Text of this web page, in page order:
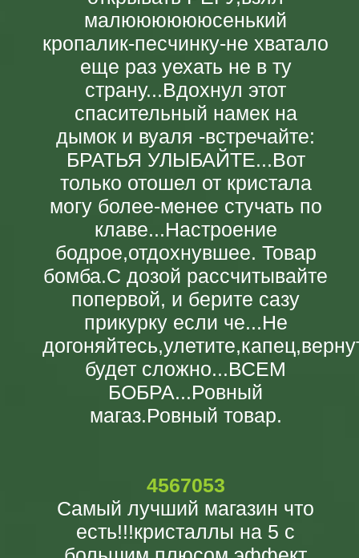
малююююююсенький
кропалик-песчинку-не хватало
еще раз уехать не в ту
страну...Вдохнул этот
спасительный намек на
дымок и вуаля -встречайте:
БРАТЬЯ УЛЫБАЙТЕ...Вот
только отошел от кристала
могу более-менее стучать по
клаве...Настроение
бодрое,отдохнувшее. Товар
бомба.С дозой рассчитывайте
попервой, и берите сазу
прикурку если че...Не
будет сложно...ВСЕМ
БОБРА...Ровный
магаз.Ровный товар.
4567053
Самый лучший магазин что
есть!!!кристаллы на 5 с